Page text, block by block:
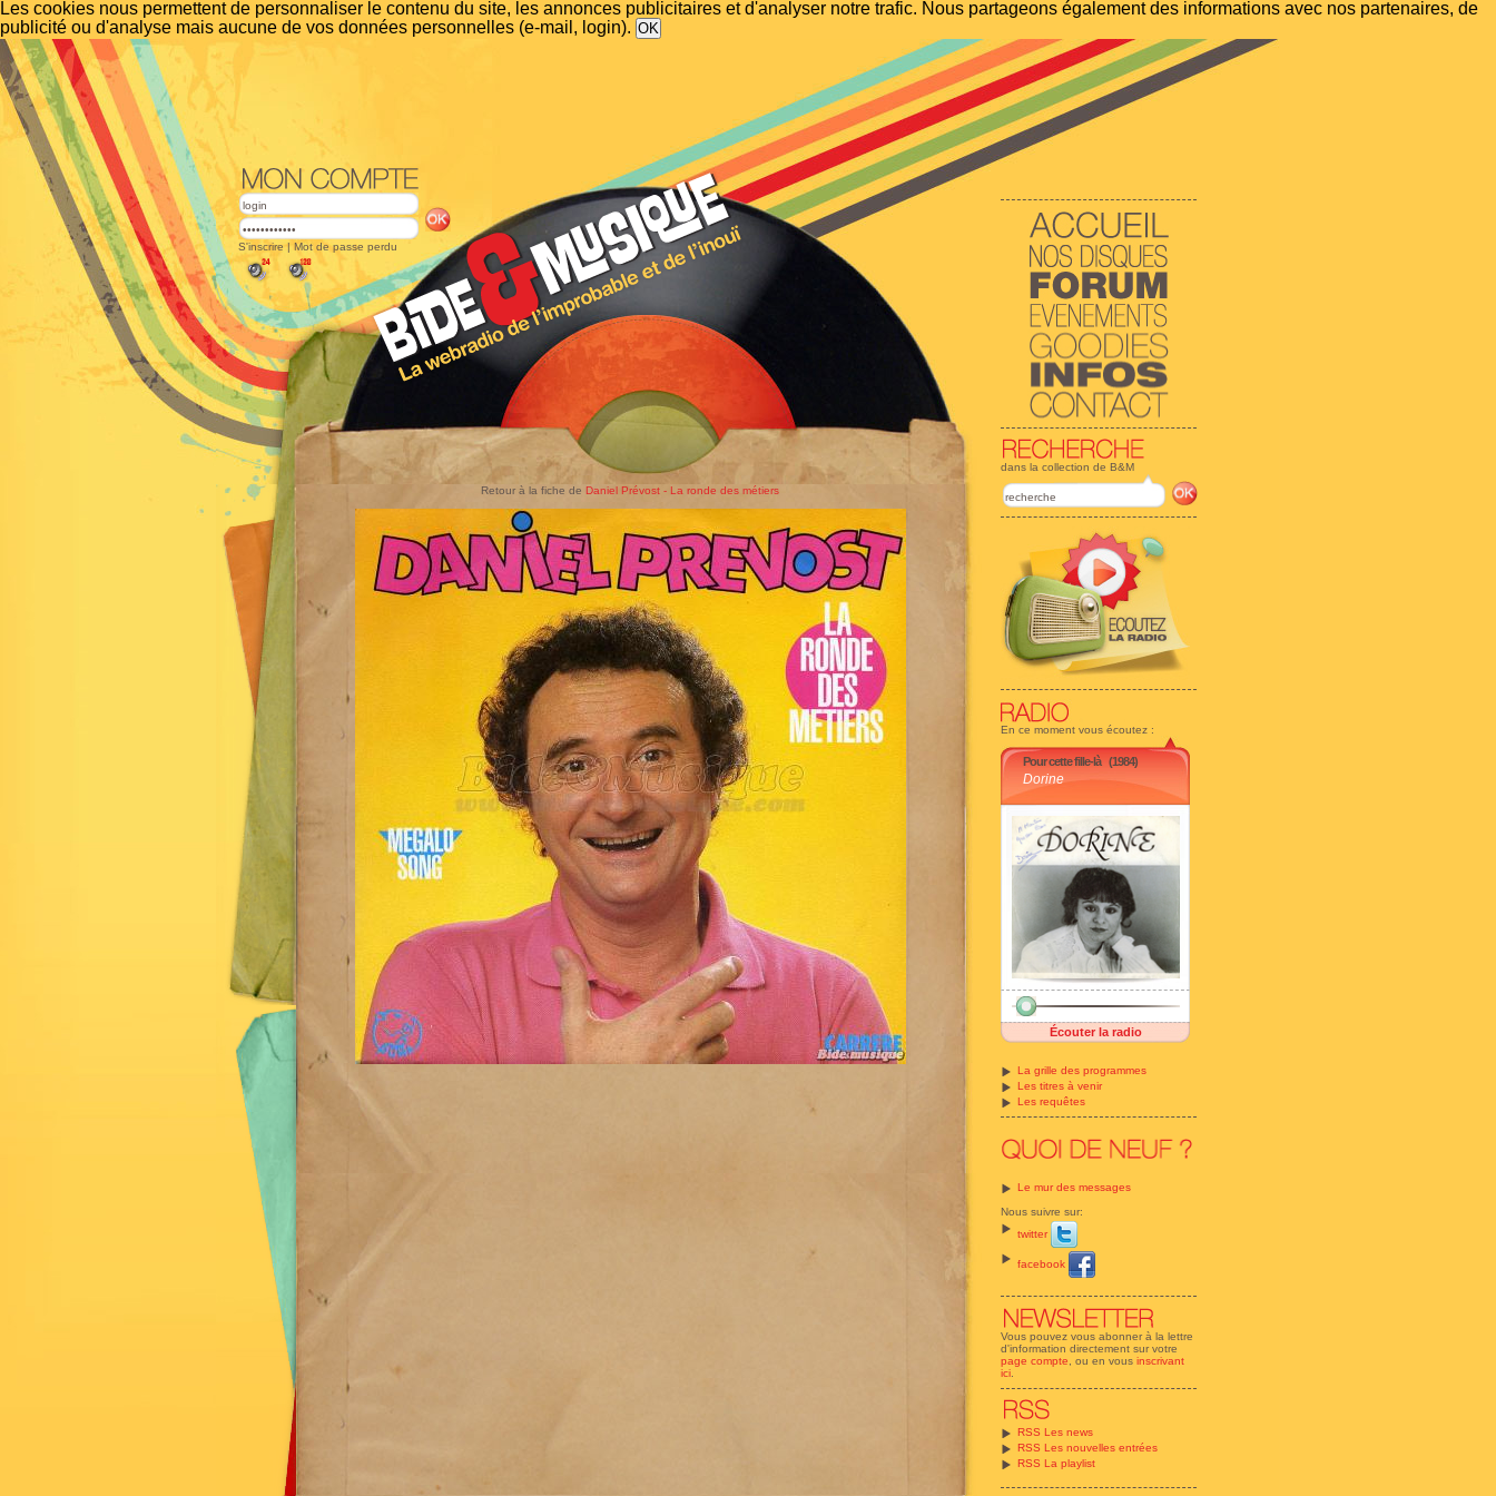
Les cookies nous permettent de personnaliser le contenu du site, les annonces publicitaires et d'analyser notre trafic. Nous partageons également des informations avec nos partenaires, de
publicité ou d'analyse mais aucune de vos données personnelles (e-mail, login).
dans la collection de B&M
En ce moment vous écoutez :
Pour cette fille-là (1984)
Dorine
Écouter la radio
La grille des programmes
Les titres à venir
Les requêtes
Le mur des messages
Nous suivre sur:
twitter
facebook
Vous pouvez vous abonner à la lettre
d'information directement sur votre
page compte , ou en vous inscrivant
ici
RSS Les news
RSS Les nouvelles entrées
RSS La playlist
S'inscrire | Mot de passe perdu
Retour à la fiche de Daniel Prévost - La ronde des métiers